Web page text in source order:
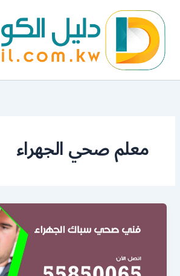
المحتوى
معلم صحي الجهراء